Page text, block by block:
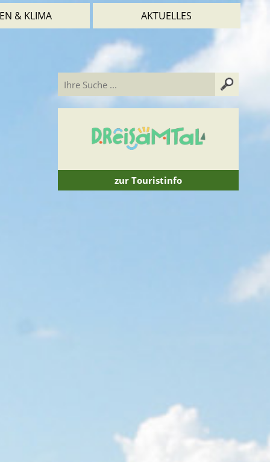
& KLIMA AKTUELLES
zur Touristinfo